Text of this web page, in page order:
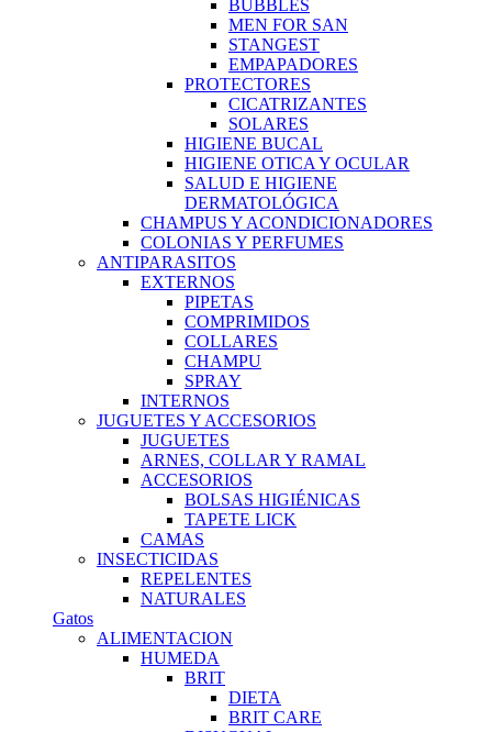
BUBBLES
MEN FOR SAN
STANGEST
EMPAPADORES
PROTECTORES
CICATRIZANTES
SOLARES
HIGIENE BUCAL
HIGIENE OTICA Y OCULAR
SALUD E HIGIENE
DERMATOLÓGICA
CHAMPUS Y ACONDICIONADORES
COLONIAS Y PERFUMES
ANTIPARASITOS
EXTERNOS
PIPETAS
COMPRIMIDOS
COLLARES
CHAMPU
SPRAY
INTERNOS
JUGUETES Y ACCESORIOS
JUGUETES
ARNES, COLLAR Y RAMAL
ACCESORIOS
BOLSAS HIGIÉNICAS
TAPETE LICK
CAMAS
INSECTICIDAS
REPELENTES
NATURALES
Gatos
ALIMENTACION
HUMEDA
BRIT
DIETA
BRIT CARE